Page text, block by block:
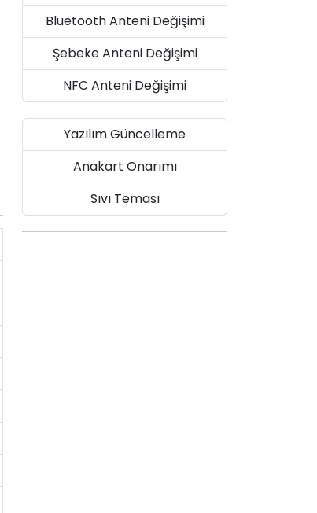
Bluetooth Anteni Değişimi
Şebeke Anteni Değişimi
NFC Anteni Değişimi
Yazılım Güncelleme
Anakart Onarımı
Sıvı Teması